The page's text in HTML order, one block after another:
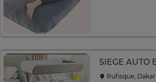
Rufisque, Dakar